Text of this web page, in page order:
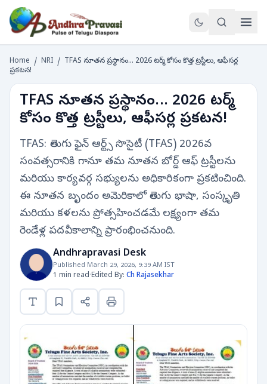
Home / NRI /
TFAS నూతన ప్రస్థానం... 2026 టర్మ్ కోసం కొత్త ట్రస్టీలు, ఆఫీసర్ల
ప్రకటన!
TFAS నూతన ప్రస్థానం... 2026 టర్మ్
కోసం కొత్త ట్రస్టీలు, ఆఫీసర్ల ప్రకటన!
TFAS: తెలుగు ఫైన్ ఆర్ట్స్ సొసైటీ (TFAS) 2026వ
సంవత్సరానికి గానూ తమ నూతన బోర్డ్ ఆఫ్ ట్రస్టీలను
మరియు కార్యవర్గ సభ్యులను అధికారికంగా ప్రకటించింది.
ఈ నూతన బృందం అమెరికాలో తెలుగు భాషా, సంస్కృతి
మరియు కళలను ప్రోత్సహించడమే లక్ష్యంగా తమ
రెండేళ్ల పదవీకాలాన్ని ప్రారంభించనుంది.
Andhrapravasi Desk
Published March 29, 2026, 9:39 AM IST
1 min read·Edited By: Ch Rajasekhar